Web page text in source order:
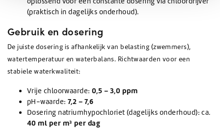
(praktisch in dagelijks onderhoud).
Gebruik en dosering
De juiste dosering is afhankelijk van belasting (zwemmers),
watertemperatuur en waterbalans. Richtwaarden voor een
stabiele waterkwaliteit:
Vrije chloorwaarde: 0,5 – 3,0 ppm
pH-waarde: 7,2 – 7,6
Dosering natriumhypochloriet (dagelijks onderhoud): ca.
40 ml per m³ per dag